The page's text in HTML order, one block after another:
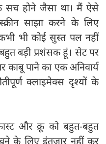
होने जैसा था। मैं ऐसे
साझा करने के लिए
भी कोई सुस्त पल नहीं
बड़ी प्रशंसक हूं। सेट पर
काबू पाने का एक अनिवार्य
क्लाइमेक्स दृश्यों के
और क्रू को बहुत-बहुत
के लिए इंतजार नहीं कर